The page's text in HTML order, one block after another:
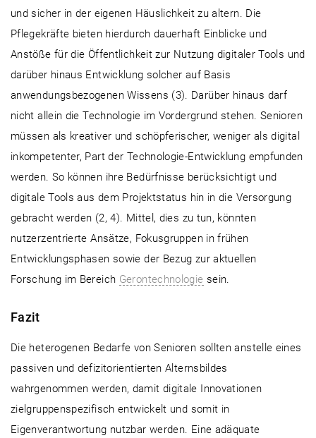
und sicher in der eigenen Häuslichkeit zu altern. Die
Pflegekräfte bieten hierdurch dauerhaft Einblicke und
Anstöße für die Öffentlichkeit zur Nutzung digitaler Tools und
darüber hinaus Entwicklung solcher auf Basis
anwendungsbezogenen Wissens (3). Darüber hinaus darf
nicht allein die Technologie im Vordergrund stehen. Senioren
müssen als kreativer und schöpferischer, weniger als digital
inkompetenter, Part der Technologie-Entwicklung empfunden
werden. So können ihre Bedürfnisse berücksichtigt und
digitale Tools aus dem Projektstatus hin in die Versorgung
gebracht werden (2, 4). Mittel, dies zu tun, könnten
nutzerzentrierte Ansätze, Fokusgruppen in frühen
Entwicklungsphasen sowie der Bezug zur aktuellen
Forschung im Bereich Gerontechnologie sein.
Fazit
Die heterogenen Bedarfe von Senioren sollten anstelle eines
passiven und defizitorientierten Alternsbildes
wahrgenommen werden, damit digitale Innovationen
zielgruppenspezifisch entwickelt und somit in
Eigenverantwortung nutzbar werden. Eine adäquate